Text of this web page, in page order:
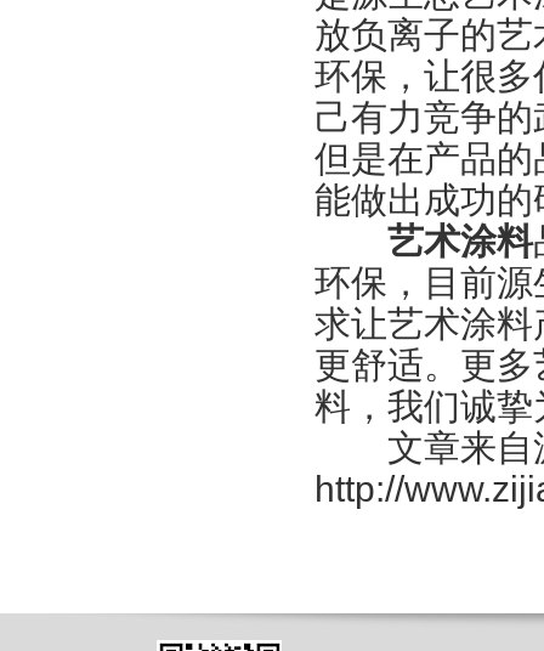
放负离子的
环保，让很
己有力竞争
但是在产品
能做出成功的
艺术涂料
环保，目前
求让艺术涂
更舒适。更
料，我们诚
文章来自
http://